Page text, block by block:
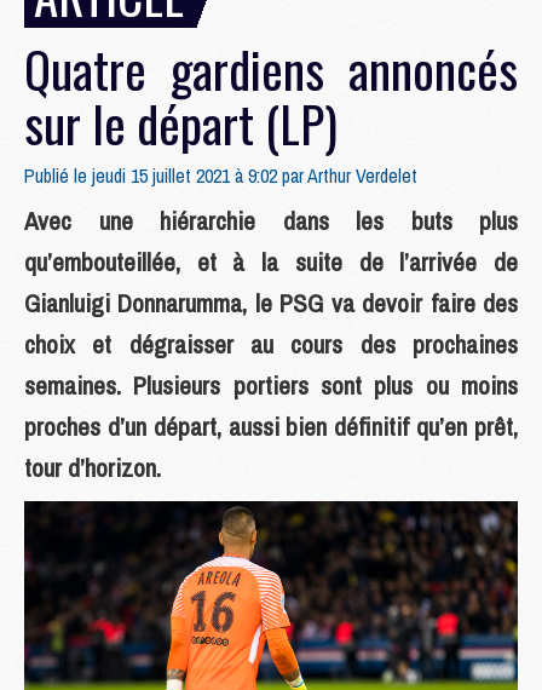
Quatre gardiens annoncés
sur le départ (LP)
Publié le jeudi 15 juillet 2021 à 9:02 parArthur Verdelet
Avec une hiérarchie dans les buts plus
qu’embouteillée, et à la suite de l’arrivée de
Gianluigi Donnarumma, le PSG va devoir faire des
choix et dégraisser au cours des prochaines
semaines. Plusieurs portiers sont plus ou moins
proches d’un départ, aussi bien définitif qu’en prêt,
tour d’horizon.